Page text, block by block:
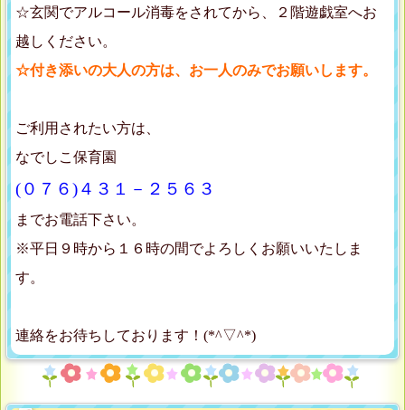
☆玄関でアルコール消毒をされてから、２階遊戯室へお
越しください。
☆付き添いの大人の方は、お一人のみでお願いします。
ご利用されたい方は、
なでしこ保育園
(０７６)４３１－２５６３
までお電話下さい。
※平日９時から１６時の間でよろしくお願いいたしま
す。
連絡をお待ちしております！(*^▽^*)